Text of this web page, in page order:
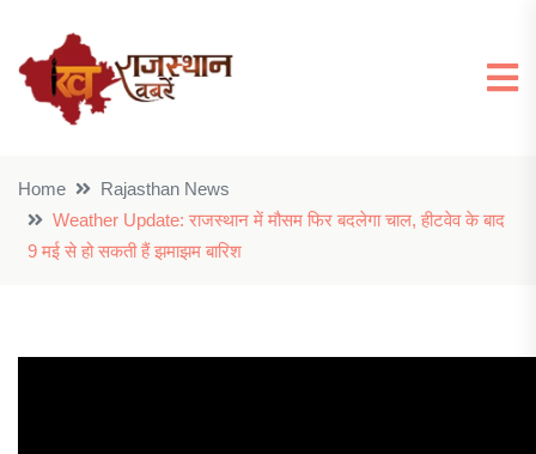
Home
Rajasthan News
Weather Update: राजस्थान में मौसम फिर बदलेगा चाल, हीटवेव के बाद
9 मई से हो सकती हैं झमाझम बारिश